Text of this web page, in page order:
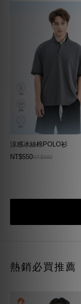
涼感冰絲棉POLO衫
NT$550NT$880
熱銷必買推薦